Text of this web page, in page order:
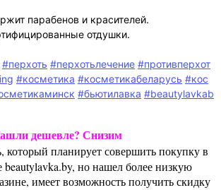
парабенов и красителей.
отдушки.
#перхоть #перхотьлечение #противперхот
#косметика #косметикабеларусь #кос
#бьютилавка #beautylavkab
дешевле? Снизим
который планирует совершить покупку в
beautylavka.by, но нашел более низкую
имеет возможность получить скидку